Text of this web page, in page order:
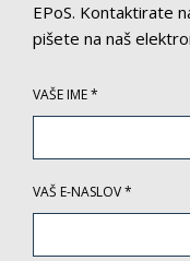
EPoS. Kontaktirate
pišete na naš
VAŠE IME *
VAŠ E-NASLOV *